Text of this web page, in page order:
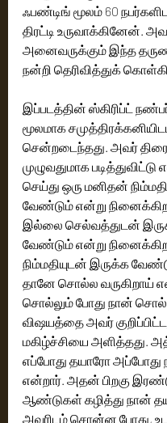
ஃபண்டிங் மூலம் 60
திரட்டி உருவாக்கினேன்.‌ அவர்கள்
அனைவருக்கும் இந்த
இப்படத்தின் ஸ்கிரிப்ட்
மூலமாக
சென்றடைந்தது. அவர்
முழுவதுமாக
செய்து ஒரு மனிதன்
வேண்டும் என்று
இல்லை செல்வத்துடன்
வேண்டும் என்று
நிம்மதியுடன் இருக்க
தானே சொல்ல வருகிறாய்
சொல்லும் போது நான்
விஷ‌யத்தை அவர் குறிப்பிட்டது எனக்கு
மகிழ்ச்சியை அளித்தது.
எப்போது தயாரோ அப்போது
என்றார். அதன் பிறகு
ஆண்டுகள் கழித்து நான்
அவரிடம் சொன்ன போது,